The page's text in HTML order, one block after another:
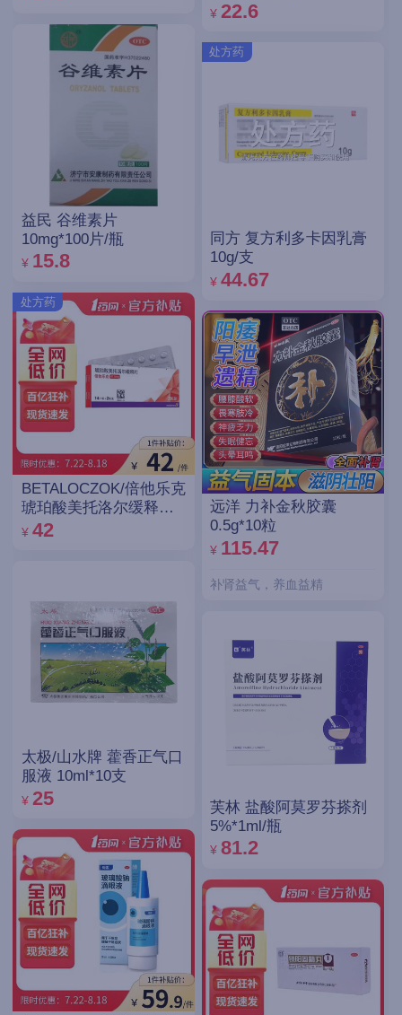
益民 谷维素片
10mg*100片/瓶
¥ 15.8
处方药
BETALOCZOK/倍他乐克
琥珀酸美托洛尔缓释片
47.5mg*14片*2板
¥ 42
太极/山水牌 藿香正气口
服液 10ml*10支
¥ 25
¥ 22.6
处方药
同方 复方利多卡因乳膏
10g/支
¥ 44.67
远洋 力补金秋胶囊
0.5g*10粒
¥ 115.47
补肾益气，养血益精
芙林 盐酸阿莫罗芬搽剂
5%*1ml/瓶
¥ 81.2